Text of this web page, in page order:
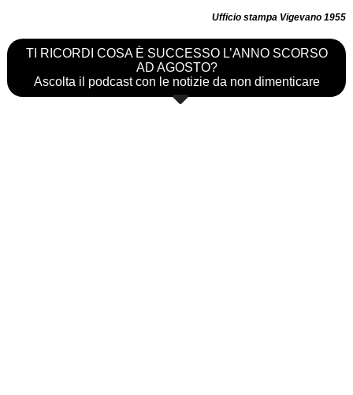
Ufficio stampa Vigevano 1955
TI RICORDI COSA È SUCCESSO L’ANNO SCORSO
AD AGOSTO?
Ascolta il podcast con le notizie da non dimenticare